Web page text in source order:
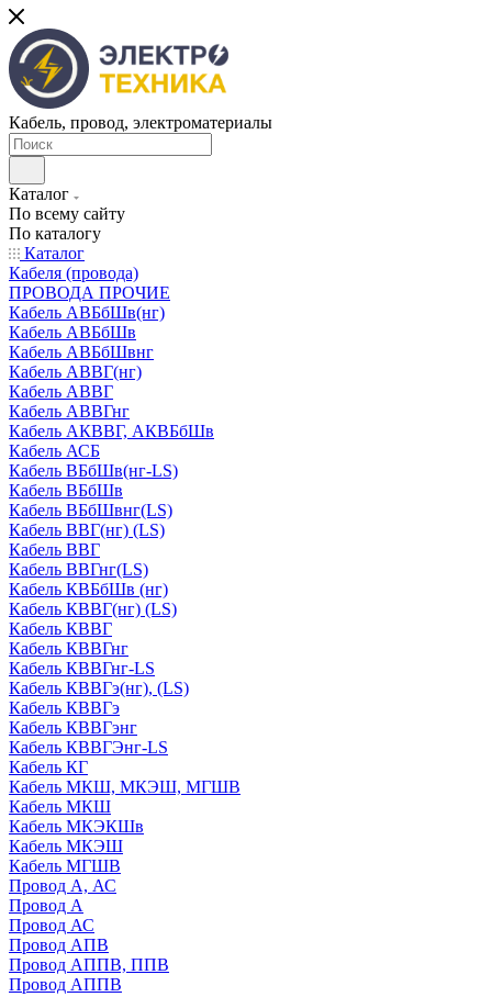
Кабель, провод, электроматериалы
Каталог
По всему сайту
По каталогу
Каталог
Кабеля (провода)
ПРОВОДА ПРОЧИЕ
Кабель АВБбШв(нг)
Кабель АВБбШв
Кабель АВБбШвнг
Кабель АВВГ(нг)
Кабель АВВГ
Кабель АВВГнг
Кабель АКВВГ, АКВБбШв
Кабель АСБ
Кабель ВБбШв(нг-LS)
Кабель ВБбШв
Кабель ВБбШвнг(LS)
Кабель ВВГ(нг) (LS)
Кабель ВВГ
Кабель ВВГнг(LS)
Кабель КВБбШв (нг)
Кабель КВВГ(нг) (LS)
Кабель КВВГ
Кабель КВВГнг
Кабель КВВГнг-LS
Кабель КВВГэ(нг), (LS)
Кабель КВВГэ
Кабель КВВГэнг
Кабель КВВГЭнг-LS
Кабель КГ
Кабель МКШ, МКЭШ, МГШВ
Кабель МКШ
Кабель МКЭКШв
Кабель МКЭШ
Кабель МГШВ
Провод А, АС
Провод А
Провод АС
Провод АПВ
Провод АППВ, ППВ
Провод АППВ